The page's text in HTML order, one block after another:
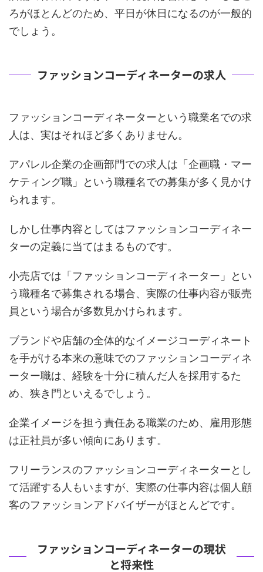
ろがほとんどのため、平日が休日になるのが一般的
でしょう。
ファッションコーディネーターの求人
ファッションコーディネーターという職業名での求
人は、実はそれほど多くありません。
アパレル企業の企画部門での求人は「企画職・マー
ケティング職」という職種名での募集が多く見かけ
られます。
しかし仕事内容としてはファッションコーディネー
ターの定義に当てはまるものです。
小売店では「ファッションコーディネーター」とい
う職種名で募集される場合、実際の仕事内容が販売
員という場合が多数見かけられます。
ブランドや店舗の全体的なイメージコーディネート
を手がける本来の意味でのファッションコーディネ
ーター職は、経験を十分に積んだ人を採用するた
め、狭き門といえるでしょう。
企業イメージを担う責任ある職業のため、雇用形態
は正社員が多い傾向にあります。
フリーランスのファッションコーディネーターとし
て活躍する人もいますが、実際の仕事内容は個人顧
客のファッションアドバイザーがほとんどです。
ファッションコーディネーターの現状
と将来性